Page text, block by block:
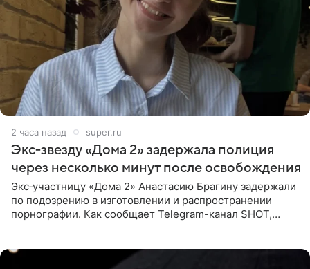
2 часа назад super.ru
Экс‑звезду «Дома 2» задержала полиция
через несколько минут после освобождения
Экс‑участницу «Дома 2» Анастасию Брагину задержали
по подозрению в изготовлении и распространении
порнографии. Как сообщает Telegram-канал SHOT,